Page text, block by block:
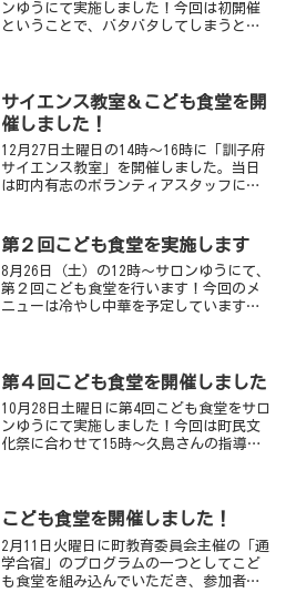
ンゆうにて実施しました！今回は初開催
ということで、バタバタしてしまうとこ
スタッフによる...
サイエンス教室＆こども食堂を開
催しました！
12月27日土曜日の14時〜16時に「訓子府
サイエンス教室」を開催しました。当日
は町内有志のボランティアスタッフに加
した。ご協力してくださった皆さんのお
かげで、サイエン...
第２回こども食堂を実施します
8月26日（土）の12時〜サロンゆうにて、
第２回こども食堂を行います！今回のメ
ニューは冷やし中華を予定しています。
いたします。第...
第４回こども食堂を開催しました
10月28日土曜日に第4回こども食堂をサロ
ンゆうにて実施しました！今回は町民文
化祭に合わせて15時〜久島さんの指導に
んによる生...
こども食堂を開催しました！
2月11日火曜日に町教育委員会主催の「通
学合宿」のプログラムの一つとしてこど
も食堂を組み込んでいただき、参加者の